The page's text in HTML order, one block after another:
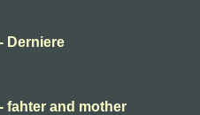
Derniere
fahter and mother